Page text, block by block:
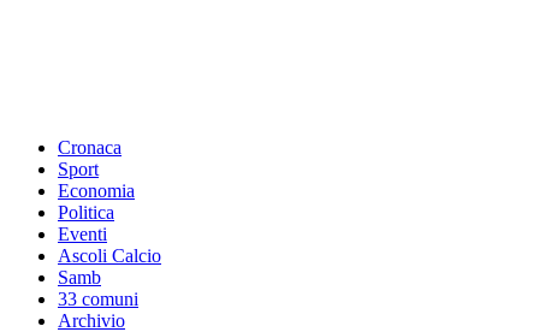
Cronaca
Sport
Economia
Politica
Eventi
Ascoli Calcio
Samb
33 comuni
Archivio